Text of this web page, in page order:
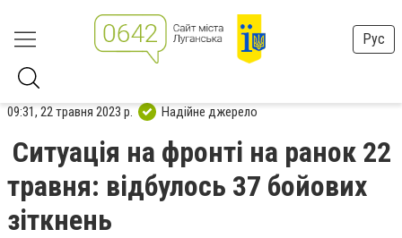
Рус
09:31, 22 травня 2023 р. Надійне джерело
Ситуація на фронті на ранок 22
травня: відбулось 37 бойових
зіткнень